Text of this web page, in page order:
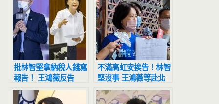
批林智堅拿納稅人錢寫
報告！ 王鴻薇反告
「誣告」連指導教授一
起告
不滿高虹安挨告！林智
堅沒事 王鴻薇等赴北
檢告發竹科管理局